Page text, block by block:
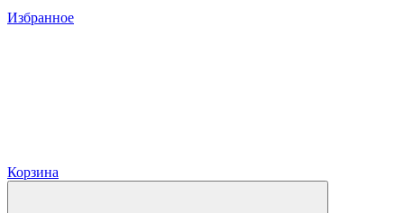
Избранное
Корзина